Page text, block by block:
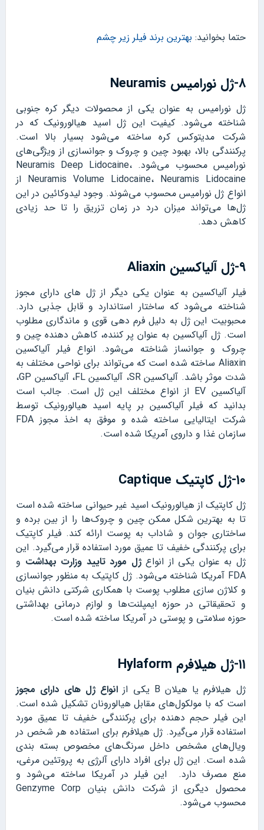
حتما بخوانید: بهترین برند فیلر زیر چشم
۸-ژل نورامیس Neuramis
ژل نورامیس به عنوان یکی از محصولات دیگر کره جنوبی
شناخته می‌شود. کیفیت این ژل اسید هیالورونیک که در
شرکت مدیتوکس کره ساخته می‌شود بسیار بالا است.
پرکنندگی بالا، بهبود چین و چروک و جوانسازی از ویژگی‌های
نورامیس محسوب می‌شود. Neuramis Deep Lidocaine،
Neuramis Volume Lidocaine، Neuramis Lidocaine از
انواع ژل نورامیس محسوب می‌شوند. وجود لیدوکائین در این
ژل‌ها می‌تواند میزان درد در زمان تزریق را تا حد زیادی
کاهش دهد.
۹-ژل آلیاکسین Aliaxin
فیلر آلیاکسین به عنوان یکی دیگر از ژل های دارای مجوز
شناخته می‌شود که ساختار استاندارد و قابل جذبی دارد.
محبوبیت این ژل به دلیل فرم دهی قوی و ماندگاری مطلوب
است. ژل آلیاکسین به عنوان پر کننده، کاهش دهنده چین و
چروک و جوانساز شناخته می‌شود. انواع فیلر آلیاکسین
Aliaxin ساخته شده است که می‌تواند برای نواحی مختلف به
شدت موثر باشد. آلیاکسین SR، آلیاکسین FL، آلیاکسین GP،
آلیاکسین EV از انواع مختلف این ژل است. جالب است
بدانید که فیلر آلیاکسین بر پایه اسید هیالورونیک توسط
شرکت ایتالیایی ساخته شده و موفق به اخذ مجوز FDA
سازمان غذا و داروی آمریکا شده است.
۱۰-ژل کاپتیک Captique
ژل کاپتیک از هیالورونیک اسید غیر حیوانی ساخته شده است
تا به بهترین شکل ممکن چین و چروک‌ها را از بین برده و
ساختاری جوان و شاداب به پوست ارائه کند. فیلر کاپتیک
برای پرکنندگی خفیف تا عمیق مورد استفاده قرار می‌گیرد. این
ژل به عنوان یکی از انواعژل مورد تایید وزارت بهداشت و
FDA آمریکا شناخته می‌شود. ژل کاپتیک به منظور جوانسازی
و کلاژن سازی مطلوب پوست با همکاری شرکتی دانش بنیان
و تحقیقاتی در حوزه ایمپلنت‌ها و لوازم درمانی بهداشتی
حوزه سلامتی و پوستی در آمریکا ساخته شده است.
۱۱-ژل هیلافرم Hylaform
ژل هیلافرم یا هیلان B یکی از انواعژل های دارای مجوز
است که با مولکول‌های مقابل هیالورونان تشکیل شده است.
این فیلر حجم دهنده برای پرکنندگی خفیف تا عمیق مورد
استفاده قرار می‌گیرد. ژل هیلافرم برای استفاده هر شخص در
ویال‌های مشخص داخل سرنگ‌های مخصوص بسته بندی
شده است. این ژل برای افراد دارای آلرژی به پروتئین مرغی،
منع مصرف دارد. این فیلر در آمریکا ساخته می‌شود و
محصول دیگری از شرکت دانش بنیان Genzyme Corp
محسوب می‌شود.